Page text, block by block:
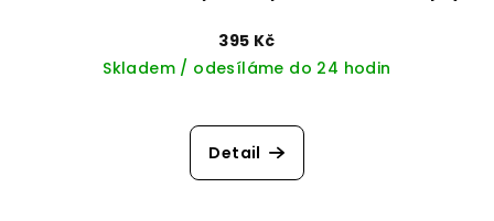
395 Kč
Skladem / odesíláme do 24 hodin
Detail